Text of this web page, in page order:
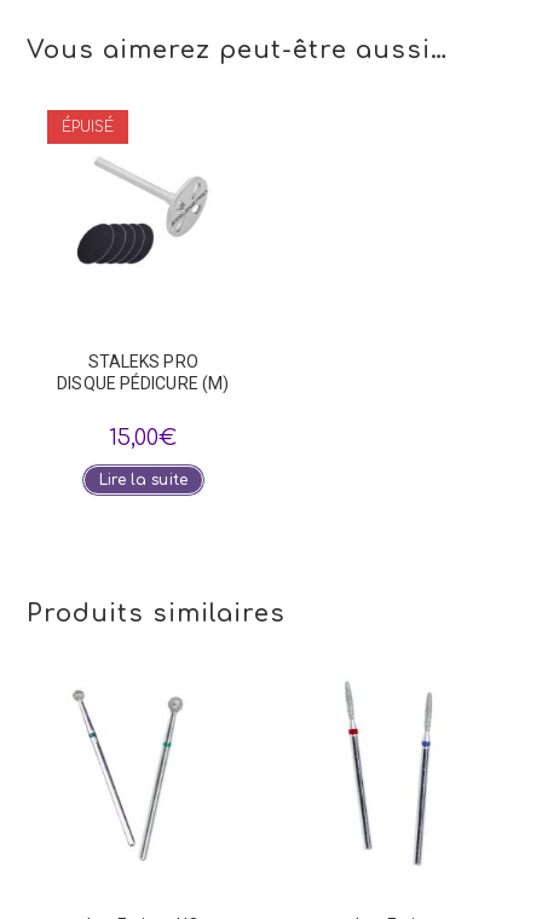
Vous aimerez peut-être aussi…
ÉPUISÉ
STALEKS PRO
DISQUE PÉDICURE (M)
15,00€
Lire la suite
Produits similaires